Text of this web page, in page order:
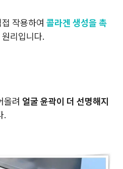
작용하여 콜라겐 생성을 촉
리입니다.
올려 얼굴 윤곽이 더 선명해지
.